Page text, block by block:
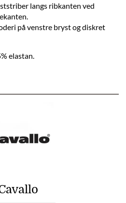
langs ribkanten ved
på venstre bryst og diskret
elastan.